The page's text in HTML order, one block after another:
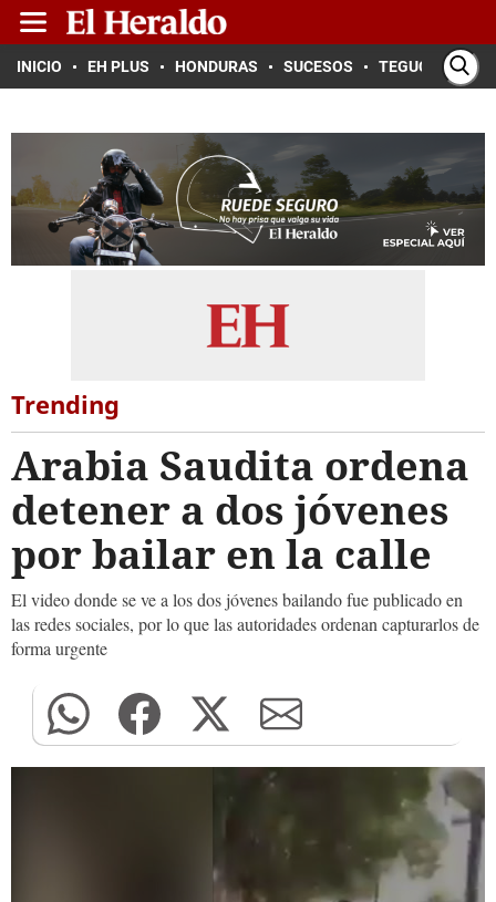
INICIO EH PLUS HONDURAS SUCESOS TEGUCIGALPA
Trending
Arabia Saudita ordena
detener a dos jóvenes
por bailar en la calle
El video donde se ve a los dos jóvenes bailando fue publicado en
las redes sociales, por lo que las autoridades ordenan capturarlos de
forma urgente